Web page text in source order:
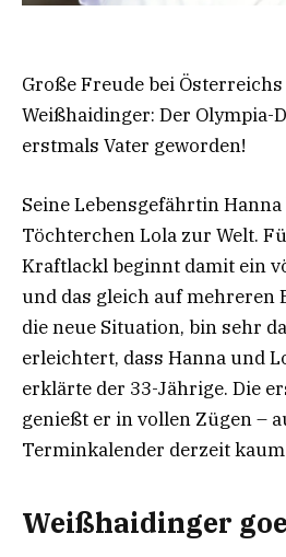
Große Freude bei
Weißhaidinger: Der Olympia-
erstmals Vater geworden!
Seine Lebensgefährtin
Töchterchen Lola zur Welt.
Kraftlackl beginnt damit ein
und das gleich auf mehreren
die neue Situation, bin sehr
erleichtert, dass Hanna und
erklärte der 33-Jährige. Die
genießt er in vollen Zügen –
Terminkalender derzeit
Weißhaidinger